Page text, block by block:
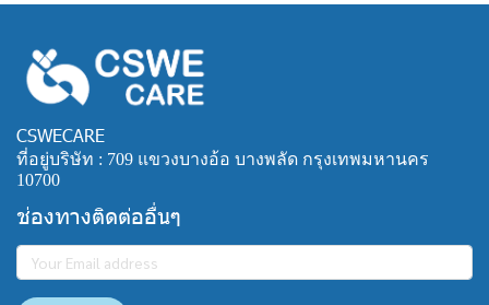
CSWECARE
ที่อยู่บริษัท : 709 แขวงบางอ้อ บางพลัด กรุงเทพมหานคร
10700
ช่องทางติดต่ออื่นๆ